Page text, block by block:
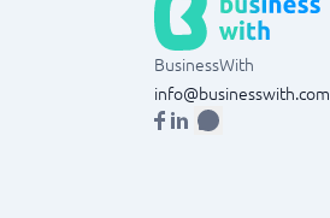
BusinessWith
info@businesswith.com